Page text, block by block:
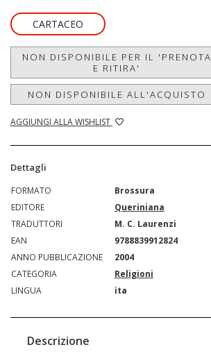
CARTACEO
NON DISPONIBILE PER IL 'PRENOTA
E RITIRA'
NON DISPONIBILE ALL'ACQUISTO
AGGIUNGI ALLA WISHLIST
Dettagli
FORMATO
Brossura
EDITORE
Queriniana
TRADUTTORI
M. C. Laurenzi
EAN
9788839912824
ANNO PUBBLICAZIONE
2004
CATEGORIA
Religioni
LINGUA
ita
Descrizione